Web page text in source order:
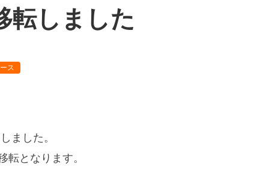
転しました
ス
ました。
となります。